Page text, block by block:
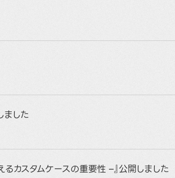
ました
カスタムケースの重要性 –』公開しました